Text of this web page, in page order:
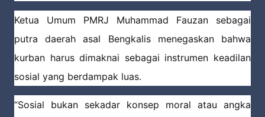
Ketua Umum PMRJ Muhammad Fauzan sebagai
putra daerah asal Bengkalis menegaskan bahwa
kurban harus dimaknai sebagai instrumen keadilan
sosial yang berdampak luas.
“Sosial bukan sekadar konsep moral atau angka